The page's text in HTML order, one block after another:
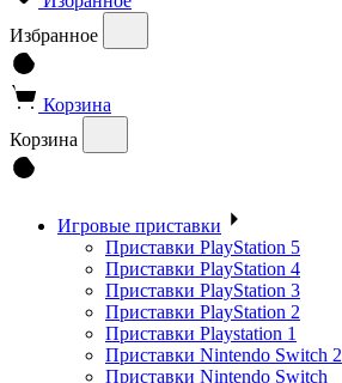
Избранное
Корзина
Корзина
Игровые приставки
Приставки PlayStation 5
Приставки PlayStation 4
Приставки PlayStation 3
Приставки PlayStation 2
Приставки Playstation 1
Приставки Nintendo Switch 2
Приставки Nintendo Switch